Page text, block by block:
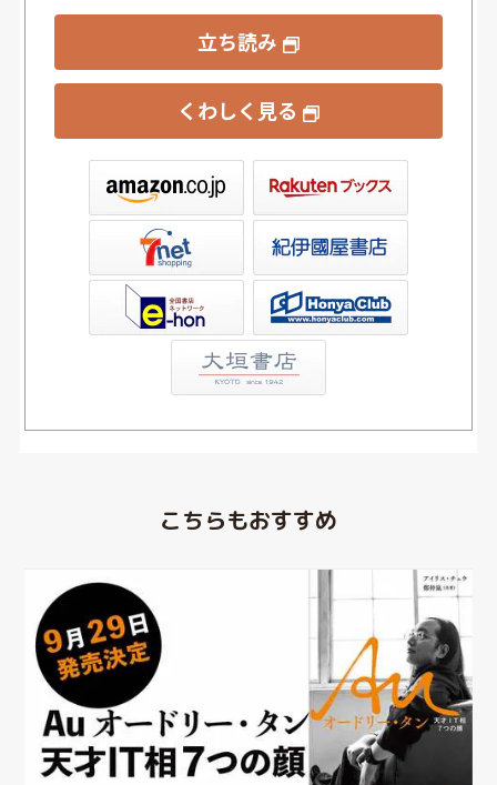
立ち読み
くわしく見る
書店ウェブストア
こちらもおすすめ